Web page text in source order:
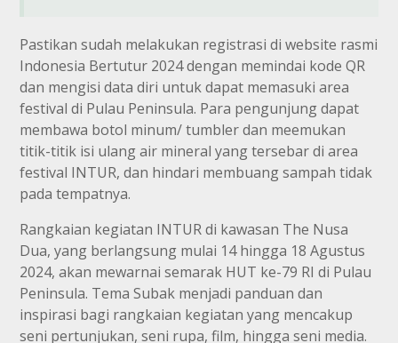
Pastikan sudah melakukan registrasi di website rasmi
Indonesia Bertutur 2024 dengan memindai kode QR
dan mengisi data diri untuk dapat memasuki area
festival di Pulau Peninsula. Para pengunjung dapat
membawa botol minum/ tumbler dan meemukan
titik-titik isi ulang air mineral yang tersebar di area
festival INTUR, dan hindari membuang sampah tidak
pada tempatnya.
Rangkaian kegiatan INTUR di kawasan The Nusa
Dua, yang berlangsung mulai 14 hingga 18 Agustus
2024, akan mewarnai semarak HUT ke-79 RI di Pulau
Peninsula. Tema Subak menjadi panduan dan
inspirasi bagi rangkaian kegiatan yang mencakup
seni pertunjukan, seni rupa, film, hingga seni media.